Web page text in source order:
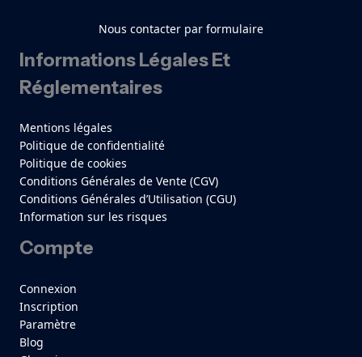
Nous contacter par formulaire
Informations Légales Et
Réglementaires
Mentions légales
Politique de confidentialité
Politique de cookies
Conditions Générales de Vente (CGV)
Conditions Générales d’Utilisation (CGU)
Information sur les risques
Compte
Connexion
Inscription
Paramètre
Blog